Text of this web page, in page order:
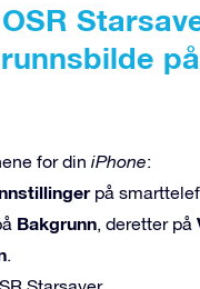
for din iPhone:
på
Bakgrunn , deretter på